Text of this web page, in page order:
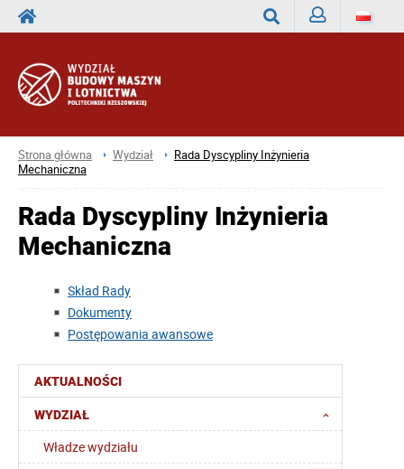
Strona główna Wydział
Rada Dyscypliny Inżynieria
Mechaniczna
AKTUALNOŚCI
WYDZIAŁ
Władze wydziału
Rada Dyscypliny Inżynieria
Mechaniczna
Skład Rady
Dokumenty
Postępowania awansowe